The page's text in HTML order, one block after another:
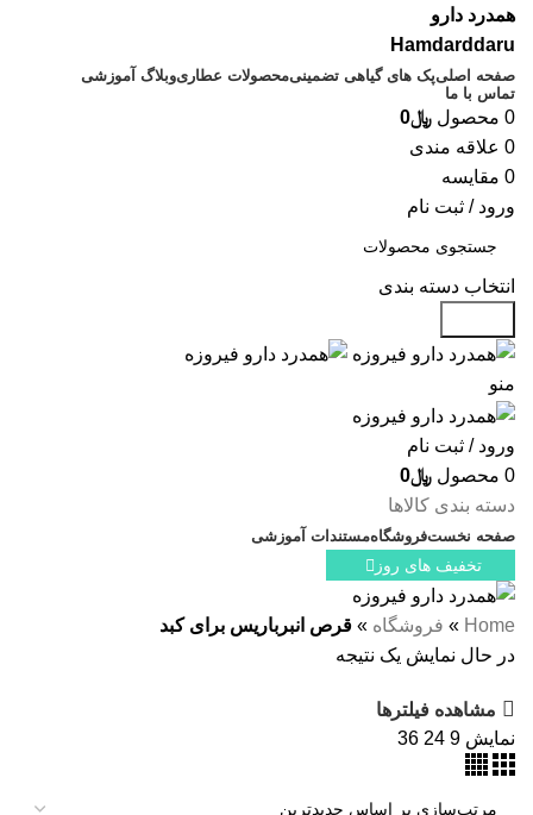
همدرد دارو
Hamdarddaru
صفحه اصلیپک های گیاهی تضمینیمحصولات عطاریوبلاگ آموزشی
تماس با ما
0 محصول ﷼0
0 علاقه مندی
0 مقایسه
ورود / ثبت نام
انتخاب دسته بندی
منو
ورود / ثبت نام
0 محصول ﷼0
دسته بندی کالاها
صفحه نخستفروشگاهمستندات آموزشی
تخفیف های روز
Home
» فروشگاه » قرص انبرباریس برای کبد
در حال نمایش یک نتیجه
مشاهده فیلترها
نمایش 9
24
36